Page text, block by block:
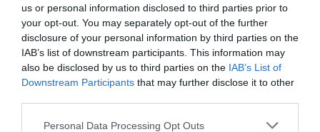
us or personal information disclosed to third parties prior to
your opt-out. You may separately opt-out of the further
disclosure of your personal information by third parties on the
IAB’s list of downstream participants. This information may
also be disclosed by us to third parties on the IAB’s List of
Downstream Participants that may further disclose it to other
Personal Data Processing Opt Outs
Αυτό που φώτισε τον δρόμο τους εδώ και τους
επέτρεψε να μετατρέψουν τον πόνο σε
Εγγραφή στο